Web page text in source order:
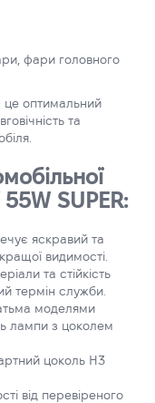
фари головного
це оптимальний
та
SUPER:
яскравий та
видимості.
та стійкість
термін служби.
моделями
лампи з цоколем
цоколь H3
від перевіреного